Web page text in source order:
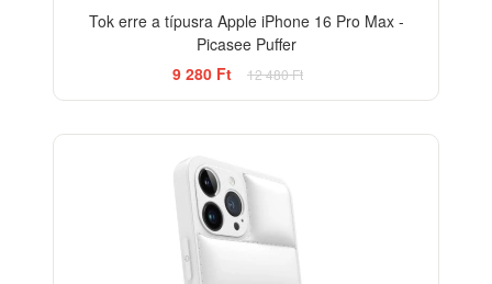
Tok erre a típusra Apple iPhone 16 Pro Max -
Picasee Puffer
9 280 Ft
12 480 Ft